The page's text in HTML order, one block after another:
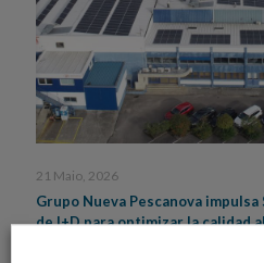
21 Maio, 2026
Grupo Nueva Pescanova impulsa
de I+D para optimizar la calidad